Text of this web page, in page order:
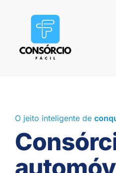
O jeito inteligente de